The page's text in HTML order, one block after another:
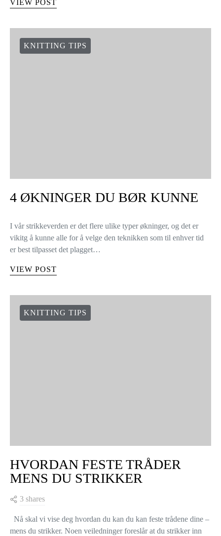
VIEW POST
KNITTING TIPS
4 ØKNINGER DU BØR KUNNE
I vår strikkeverden er det flere ulike typer økninger, og det er
vikitg å kunne alle for å velge den teknikken som til enhver tid
er best tilpasset det plagget…
VIEW POST
KNITTING TIPS
HVORDAN FESTE TRÅDER
MENS DU STRIKKER
3 shares
Nå skal vi vise deg hvordan du kan du kan feste trådene dine –
mens du strikker. Noen veiledninger foreslår at du strikker inn